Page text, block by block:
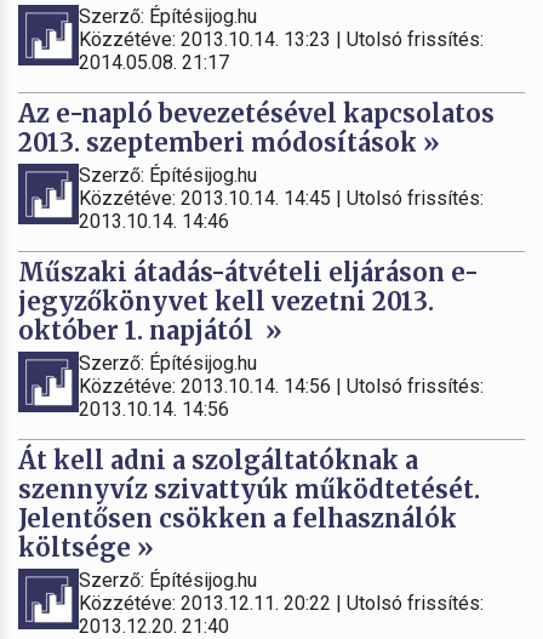
Szerző: Építésijog.hu
Közzétéve: 2013.10.14. 13:23 | Utolsó frissítés:
2014.05.08. 21:17
Az e-napló bevezetésével kapcsolatos
2013. szeptemberi módosítások »
Szerző: Építésijog.hu
Közzétéve: 2013.10.14. 14:45 | Utolsó frissítés:
2013.10.14. 14:46
Műszaki átadás-átvételi eljáráson e-
jegyzőkönyvet kell vezetni 2013.
október 1. napjától »
Szerző: Építésijog.hu
Közzétéve: 2013.10.14. 14:56 | Utolsó frissítés:
2013.10.14. 14:56
Át kell adni a szolgáltatóknak a
szennyvíz szivattyúk működtetését.
Jelentősen csökken a felhasználók
költsége »
Szerző: Építésijog.hu
Közzétéve: 2013.12.11. 20:22 | Utolsó frissítés:
2013.12.20. 21:40